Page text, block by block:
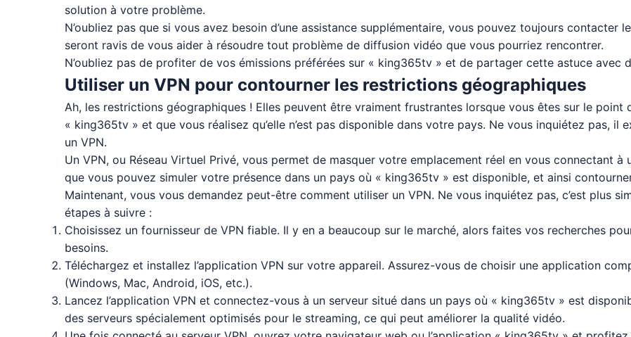
solution à votre problème.
N’oubliez pas que si vous avez besoin d’une assistance supplémentaire, vous pouvez toujours
seront ravis de vous aider à résoudre tout problème de diffusion vidéo que vous pourriez rencontrer.
N’oubliez pas de profiter de vos émissions préférées sur « king365tv » et de partager cette astuce avec
Utiliser un VPN pour contourner les restrictions géographiques
Ah, les restrictions géographiques ! Elles peuvent être vraiment frustrantes lorsque vous êtes sur le
« king365tv » et que vous réalisez qu’elle n’est pas disponible dans votre pays. Ne vous inquiétez pas,
un VPN.
Un VPN, ou Réseau Virtuel Privé, vous permet de masquer votre emplacement réel en vous connectant à
que vous pouvez simuler votre présence dans un pays où « king365tv » est disponible, et ainsi
Maintenant, vous vous demandez peut-être comment utiliser un VPN. Ne vous inquiétez pas, c’est plus
étapes à suivre :
Choisissez un fournisseur de VPN fiable. Il y en a beaucoup sur le marché, alors faites vos recherches
besoins.
Téléchargez et installez l’application VPN sur votre appareil. Assurez-vous de choisir une application
(Windows, Mac, Android, iOS, etc.).
Lancez l’application VPN et connectez-vous à un serveur situé dans un pays où « king365tv » est
des serveurs spécialement optimisés pour le streaming, ce qui peut améliorer la qualité vidéo.